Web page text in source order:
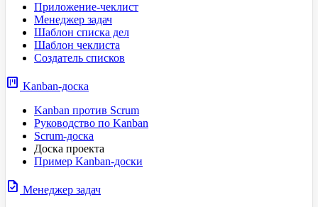
Приложение-чеклист
Менеджер задач
Шаблон списка дел
Шаблон чеклиста
Создатель списков
view_kanban Kanban-доска
Kanban против Scrum
Руководство по Kanban
Scrum-доска
Доска проекта
Пример Kanban-доски
task Менеджер задач